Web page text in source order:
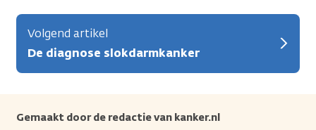
Volgend artikel
De diagnose slokdarmkanker
Gemaakt door de redactie van kanker.nl